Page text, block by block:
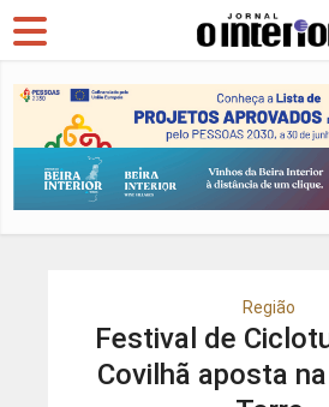
Região
Festival de
Covilhã aposta